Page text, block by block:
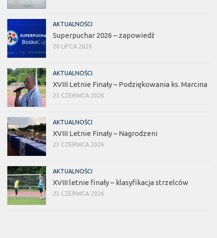
AKTUALNOŚCI
Superpuchar 2026 – zapowiedź
20 LIPCA 2026
AKTUALNOŚCI
XVIII Letnie Finały – Podziękowania ks. Marcina
23 CZERWCA 2026
AKTUALNOŚCI
XVIII Letnie Finały – Nagrodzeni
23 CZERWCA 2026
AKTUALNOŚCI
XVIII letnie finały – klasyfikacja strzelców
23 CZERWCA 2026